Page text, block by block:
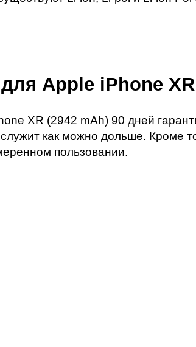
Apple iPhone
XR (2942 mAh) 90 дней
как можно дольше. Кроме
пользовании.